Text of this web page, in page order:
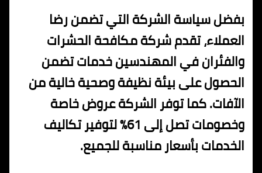
بفضل سياسة الشركة التي تضمن رضا
العملاء، تقدم شركة مكافحة الحشرات
والفئران في المهندسين خدمات تضمن
الحصول على بيئة نظيفة وصحية خالية من
الآفات. كما توفر الشركة عروض خاصة
وخصومات تصل إلى 61% لتوفير تكاليف
الخدمات بأسعار مناسبة للجميع.